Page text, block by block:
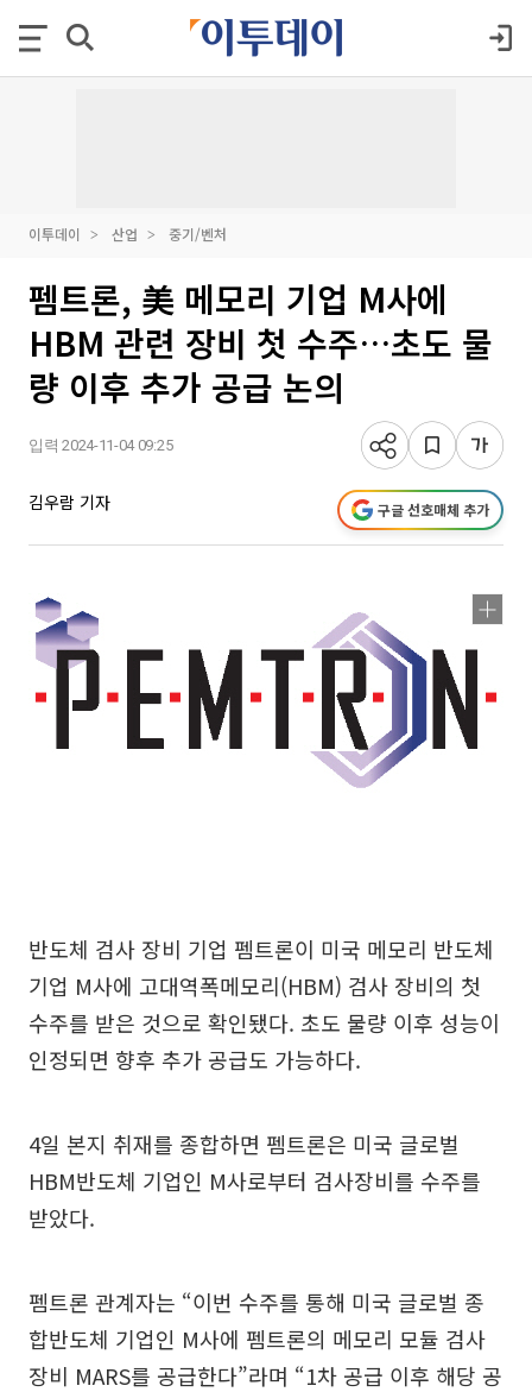
이투데이 산업 중기/벤처
펨트론, 美 메모리 기업 M사에
HBM 관련 장비 첫 수주…초도 물
량 이후 추가 공급 논의
입력 2024-11-04 09:25
김우람 기자 구글 선호매체 추가
반도체 검사 장비 기업 펨트론이 미국 메모리 반도체
기업 M사에 고대역폭메모리(HBM) 검사 장비의 첫
수주를 받은 것으로 확인됐다. 초도 물량 이후 성능이
인정되면 향후 추가 공급도 가능하다.
4일 본지 취재를 종합하면 펨트론은 미국 글로벌
HBM반도체 기업인 M사로부터 검사장비를 수주를
받았다.
펨트론 관계자는 “이번 수주를 통해 미국 글로벌 종
합반도체 기업인 M사에 펨트론의 메모리 모듈 검사
장비 MARS를 공급한다”라며 “1차 공급 이후 해당 공